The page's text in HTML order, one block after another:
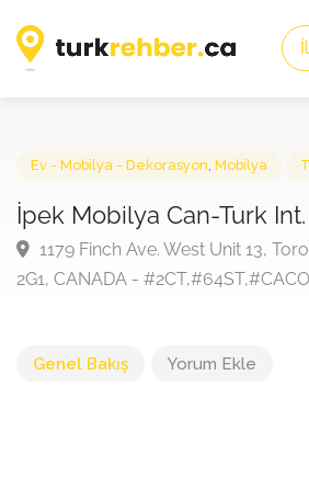
İpek Mobilya Can-Turk
1179 Finch Ave. West Unit 13,
Genel Bakış Yorum Ekle